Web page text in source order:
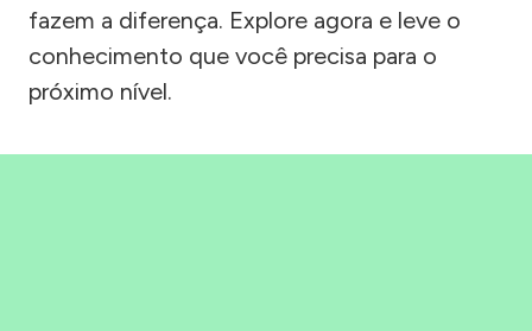
fazem a diferença. Explore agora e leve o
conhecimento que você precisa para o
próximo nível.